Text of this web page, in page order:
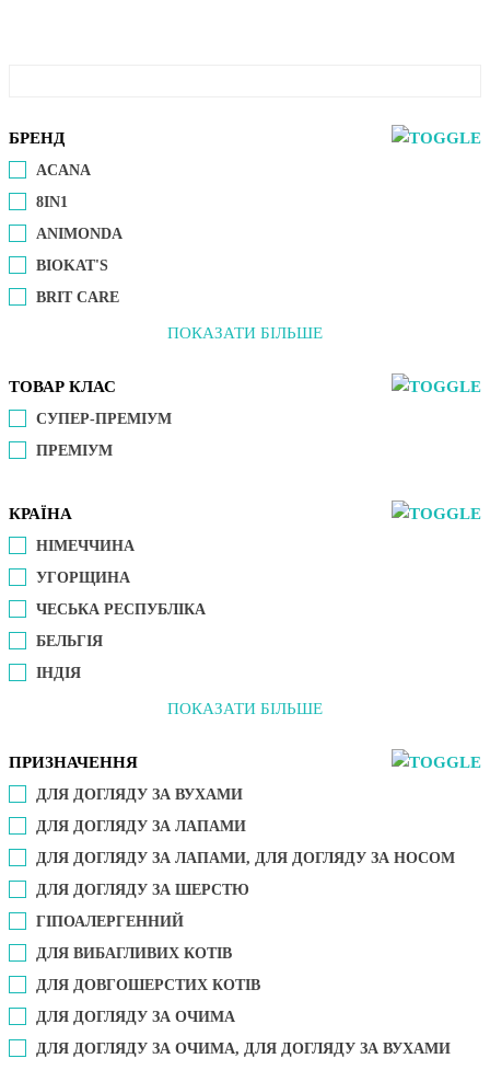
БРЕНД
ACANA
8IN1
ANIMONDA
BIOKAT'S
BRIT CARE
ПОКАЗАТИ БІЛЬШЕ
ТОВАР КЛАС
СУПЕР-ПРЕМІУМ
ПРЕМІУМ
КРАЇНА
НІМЕЧЧИНА
УГОРЩИНА
ЧЕСЬКА РЕСПУБЛІКА
БЕЛЬГІЯ
ІНДІЯ
ПОКАЗАТИ БІЛЬШЕ
ПРИЗНАЧЕННЯ
ДЛЯ ДОГЛЯДУ ЗА ВУХАМИ
ДЛЯ ДОГЛЯДУ ЗА ЛАПАМИ
ДЛЯ ДОГЛЯДУ ЗА ЛАПАМИ, ДЛЯ ДОГЛЯДУ ЗА НОСОМ
ДЛЯ ДОГЛЯДУ ЗА ШЕРСТЮ
ГІПОАЛЕРГЕННИЙ
ДЛЯ ВИБАГЛИВИХ КОТІВ
ДЛЯ ДОВГОШЕРСТИХ КОТІВ
ДЛЯ ДОГЛЯДУ ЗА ОЧИМА
ДЛЯ ДОГЛЯДУ ЗА ОЧИМА, ДЛЯ ДОГЛЯДУ ЗА ВУХАМИ